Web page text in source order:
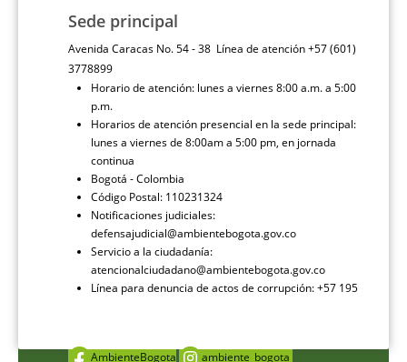
Sede principal
Avenida Caracas No. 54 - 38 Línea de atención +57 (601)
3778899
Horario de atención: lunes a viernes 8:00 a.m. a 5:00
p.m.
Horarios de atención presencial en la sede principal:
lunes a viernes de 8:00am a 5:00 pm, en jornada
continua
Bogotá - Colombia
Código Postal: 110231324
Notificaciones judiciales:
defensajudicial@ambientebogota.gov.co
Servicio a la ciudadanía:
atencionalciudadano@ambientebogota.gov.co
Línea para denuncia de actos de corrupción: +57 195
AmbienteBogota ambiente_bogota